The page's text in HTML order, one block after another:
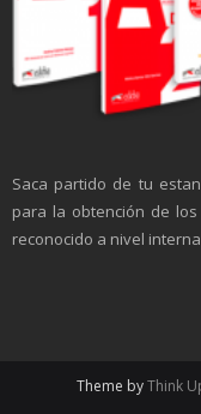
Saca partido de tu
para la obtención de los
reconocido a nivel
Theme byThink